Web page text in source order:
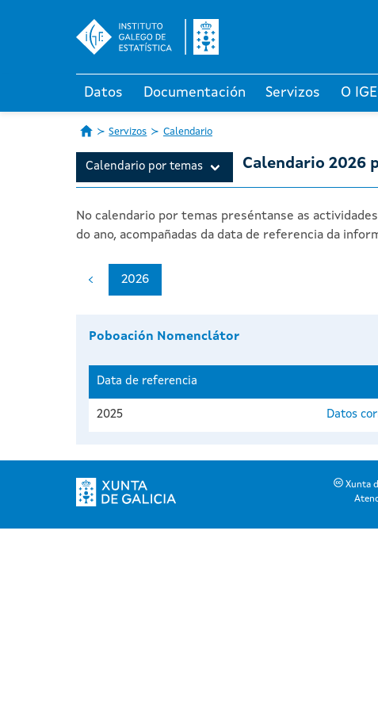
Datos Documentación Servizos O IGE
Servizos Calendario
Calendario por temas Calendario 2026
No calendario por temas preséntanse as
do ano, acompañadas da data de referencia da
2026
Poboación Nomenclátor
Data de referencia
2025 Datos
Xunta